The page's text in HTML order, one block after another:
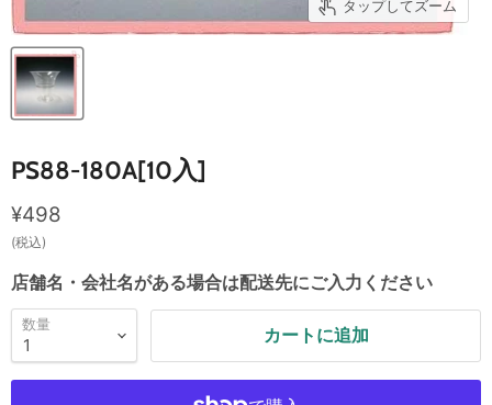
タップしてズーム
PS88-180A[10入]
現在の価格
¥498
(税込)
店舗名・会社名がある場合は配送先にご入力ください
数量
カートに追加